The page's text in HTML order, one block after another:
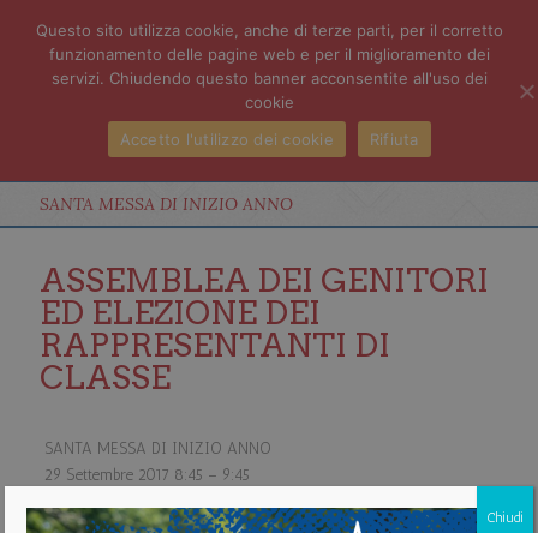
SANTA MESSA DI INIZIO ANNO
ASSEMBLEA DEI GENITORI
ED ELEZIONE DEI
RAPPRESENTANTI DI
CLASSE
SANTA MESSA DI INIZIO ANNO
29 Settembre 2017 8:45 – 9:45
PARROCCHIA DI SANTA PRISCA Chiudi
Questo sito utilizza cookie, anche di terze parti, per il corretto
funzionamento delle pagine web e per il miglioramento dei
servizi. Chiudendo questo banner acconsentite all'uso dei
cookie
Accetto l'utilizzo dei cookie
Rifiuta